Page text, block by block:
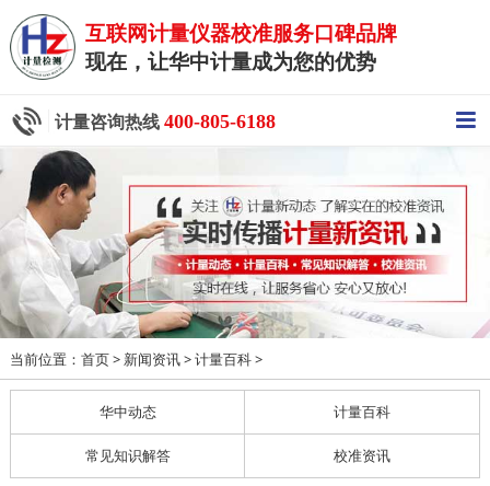
互联网计量仪器校准服务口碑品牌
现在，让华中计量成为您的优势
计量咨询热线 400-805-6188
当前位置： 首页> 新闻资讯> 计量百科>
华中动态 计量百科
常见知识解答 校准资讯